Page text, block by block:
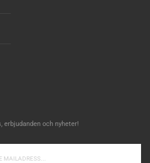
och nyheter!